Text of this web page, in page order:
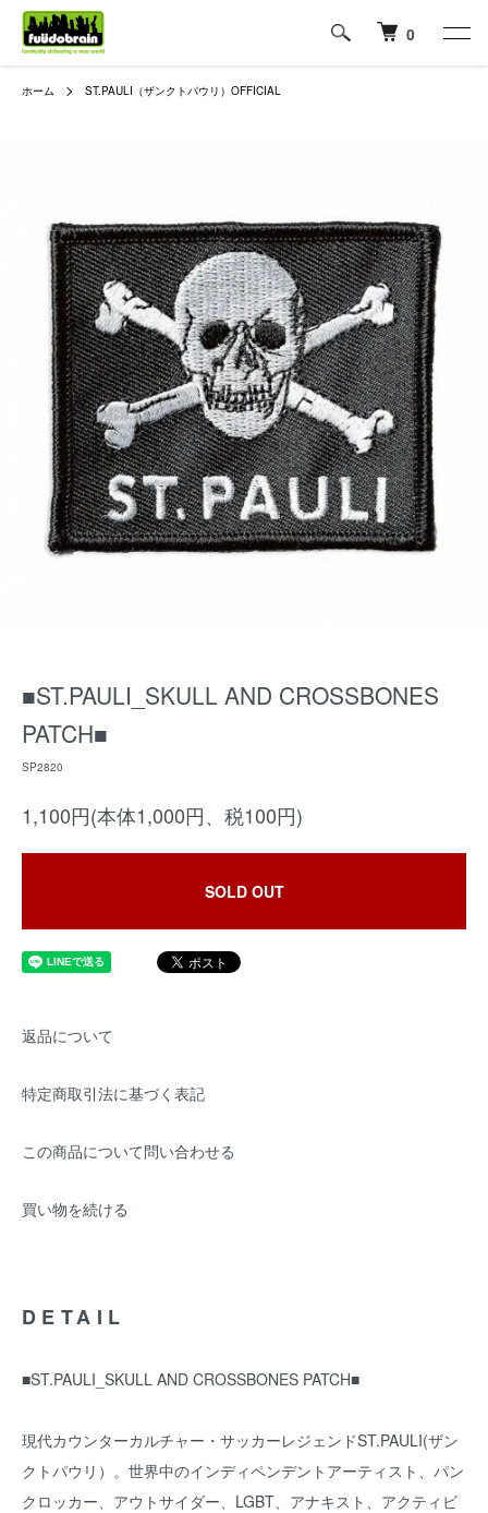
0
ホーム ST.PAULI（ザンクトパウリ）OFFICIAL
■ST.PAULI_SKULL AND CROSSBONES
PATCH■
SP2820
1,100円(本体1,000円、税100円)
SOLD OUT
返品について
特定商取引法に基づく表記
この商品について問い合わせる
買い物を続ける
DETAIL
■ST.PAULI_SKULL AND CROSSBONES PATCH■
現代カウンターカルチャー・サッカーレジェンドST.PAULI(ザン
クトパウリ）。世界中のインディペンデントアーティスト、パン
クロッカー、アウトサイダー、LGBT、アナキスト、アクティビ